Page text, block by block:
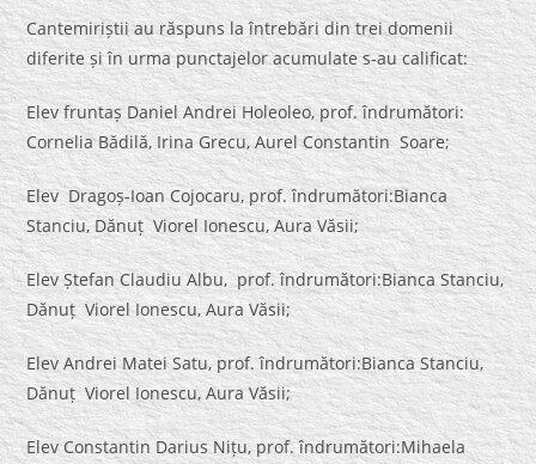
Cantemiriștii au răspuns la întrebări din trei domenii
diferite și în urma punctajelor acumulate s-au calificat:
Elev fruntaș Daniel Andrei Holeoleo, prof. îndrumători:
Cornelia Bădilă, Irina Grecu, Aurel Constantin Soare;
Elev Dragoș-Ioan Cojocaru, prof. îndrumători:Bianca
Stanciu, Dănuț Viorel Ionescu, Aura Văsii;
Elev Ștefan Claudiu Albu, prof. îndrumători:Bianca Stanciu,
Dănuț Viorel Ionescu, Aura Văsii;
Elev Andrei Matei Satu, prof. îndrumători:Bianca Stanciu,
Dănuț Viorel Ionescu, Aura Văsii;
Elev Constantin Darius Nițu, prof. îndrumători:Mihaela